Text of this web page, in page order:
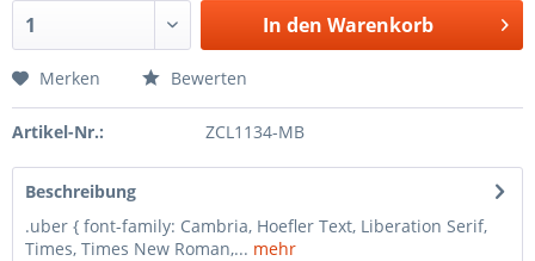
In den Warenkorb
Merken Bewerten
Artikel-Nr.: ZCL1134-MB
Beschreibung
.uber { font-family: Cambria, Hoefler Text, Liberation Serif,
Times, Times New Roman,... mehr